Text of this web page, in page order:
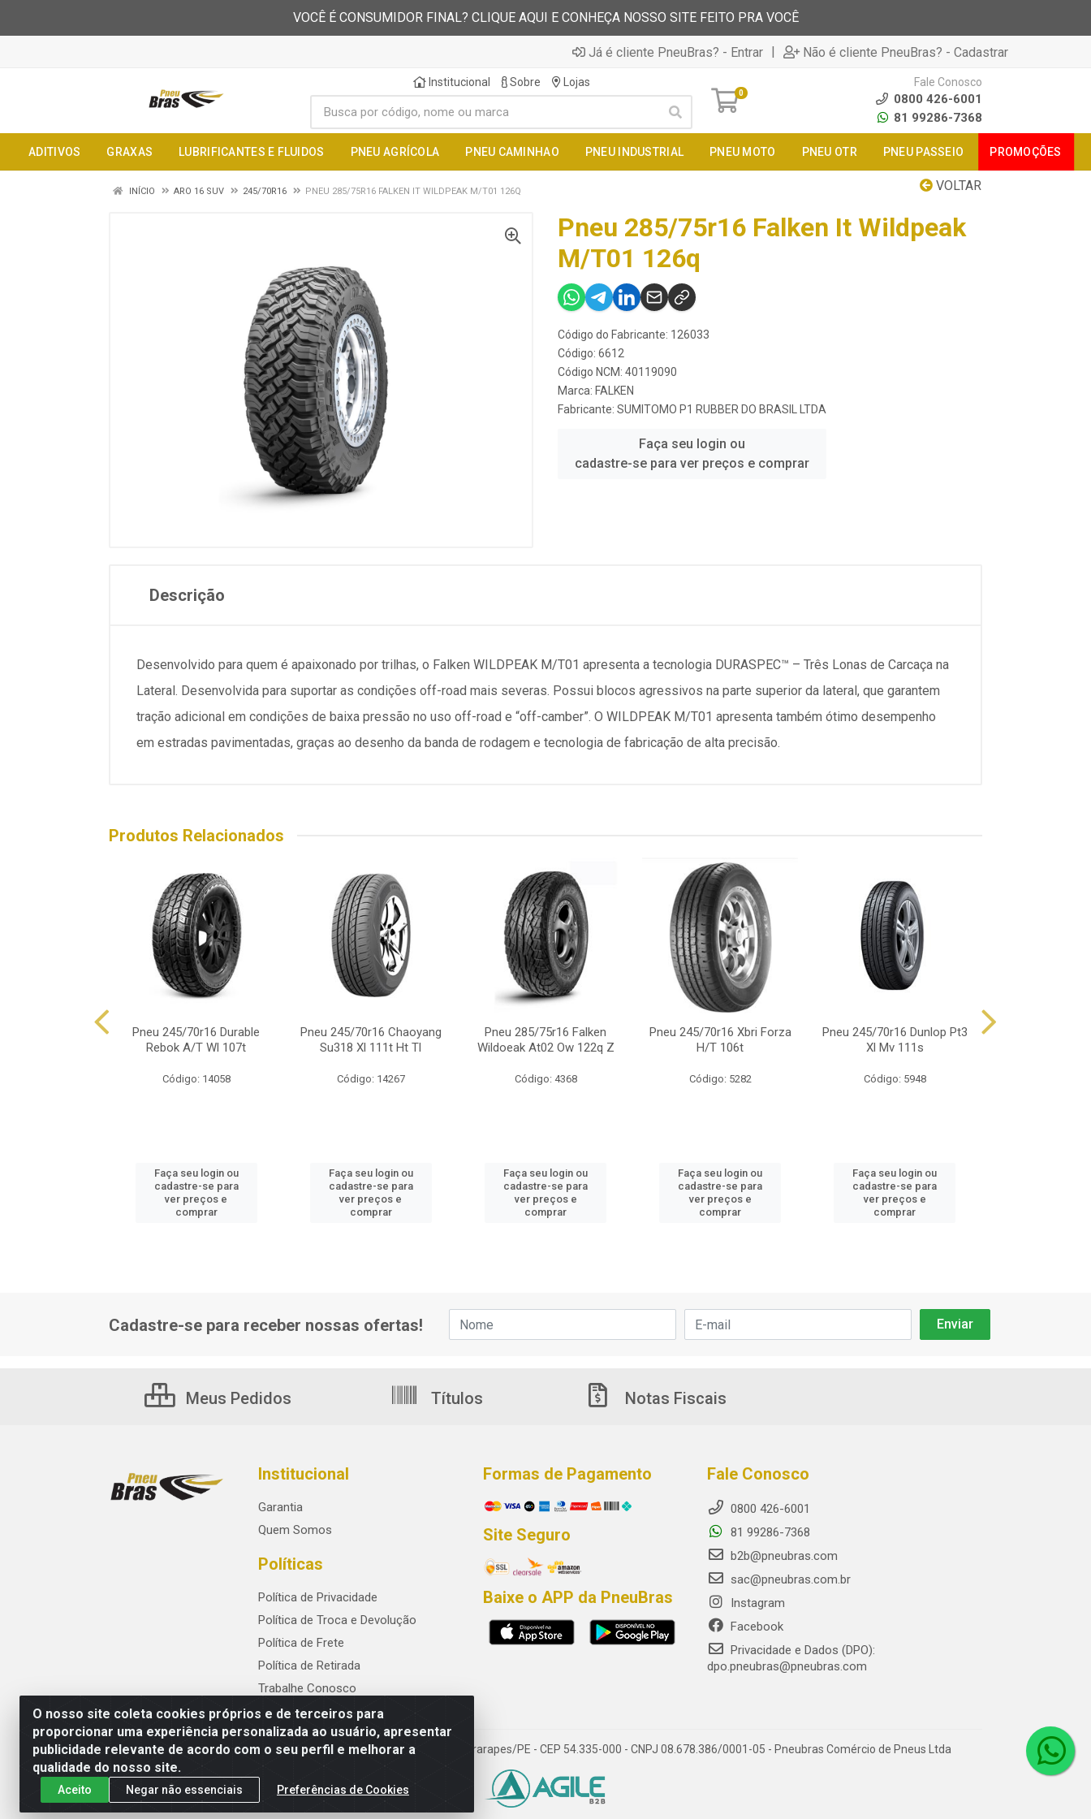
VOCÊ É CONSUMIDOR FINAL? CLIQUE AQUI E CONHEÇA NOSSO SITE FEITO PRA VOCÊ
Já é cliente PneuBras? - Entrar | Não é cliente PneuBras? - Cadastrar
Institucional Sobre Lojas
0
Fale Conosco
0800 426-6001
81 99286-7368
ADITIVOS GRAXAS LUBRIFICANTES E FLUIDOS PNEU AGRÍCOLA PNEU CAMINHAO PNEU INDUSTRIAL PNEU MOTO PNEU OTR PNEU PASSEIO PROMOÇÕES
VOLTAR
INÍCIO ARO 16 SUV 245/70R16 PNEU 285/75R16 FALKEN IT WILDPEAK M/T01 126Q
Pneu 285/75r16 Falken It Wildpeak
M/T01 126q
Código do Fabricante: 126033
Código: 6612
Código NCM: 40119090
Marca: FALKEN
Fabricante: SUMITOMO P1 RUBBER DO BRASIL LTDA
Faça seu login ou
cadastre-se para ver preços e comprar
Descrição
Desenvolvido para quem é apaixonado por trilhas, o Falken WILDPEAK M/T01 apresenta a tecnologia DURASPEC™ – Três Lonas de Carcaça na
Lateral. Desenvolvida para suportar as condições off-road mais severas. Possui blocos agressivos na parte superior da lateral, que garantem
tração adicional em condições de baixa pressão no uso off-road e “off-camber”. O WILDPEAK M/T01 apresenta também ótimo desempenho
em estradas pavimentadas, graças ao desenho da banda de rodagem e tecnologia de fabricação de alta precisão.
Produtos Relacionados
Pneu 245/70r16 Durable
Rebok A/T Wl 107t
Código: 14058
Faça seu login ou
cadastre-se para
ver preços e
comprar
Pneu 245/70r16 Chaoyang
Su318 Xl 111t Ht Tl
Código: 14267
Faça seu login ou
cadastre-se para
ver preços e
comprar
Pneu 285/75r16 Falken
Wildoeak At02 Ow 122q Z
Código: 4368
Faça seu login ou
cadastre-se para
ver preços e
comprar
Pneu 245/70r16 Xbri Forza
H/T 106t
Código: 5282
Faça seu login ou
cadastre-se para
ver preços e
comprar
Pneu 245/70r16 Dunlop Pt3
Xl Mv 111s
Código: 5948
Faça seu login ou
cadastre-se para
ver preços e
comprar
O nosso site coleta cookies próprios e de terceiros para
proporcionar uma experiência personalizada ao usuário, apresentar
publicidade relevante de acordo com o seu perfil e melhorar a
qualidade do nosso site.
Aceito Negar não essenciais Preferências de Cookies
Cadastre-se para receber nossas ofertas!
Meus Pedidos Títulos Notas Fiscais
Institucional
Garantia
Quem Somos
Políticas
Política de Privacidade
Política de Troca e Devolução
Política de Frete
Política de Retirada
Trabalhe Conosco
Formas de Pagamento
Site Seguro
Baixe o APP da PneuBras
Fale Conosco
0800 426-6001
81 99286-7368
b2b@pneubras.com
sac@pneubras.com.br
Instagram
Facebook
Privacidade e Dados (DPO):
dpo.pneubras@pneubras.com
PneuBras - Rodovia BR-101, KM 82 - Prazeres, Jaboatão dos Guararapes/PE - CEP 54.335-000 - CNPJ 08.678.386/0001-05 - Pneubras Comércio de Pneus Ltda